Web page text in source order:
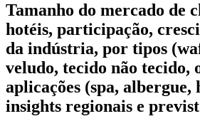
Tamanho do mercado de
hotéis, participação,
da indústria, por tipos
veludo, tecido não tecido,
aplicações (spa, albergue,
insights regionais e